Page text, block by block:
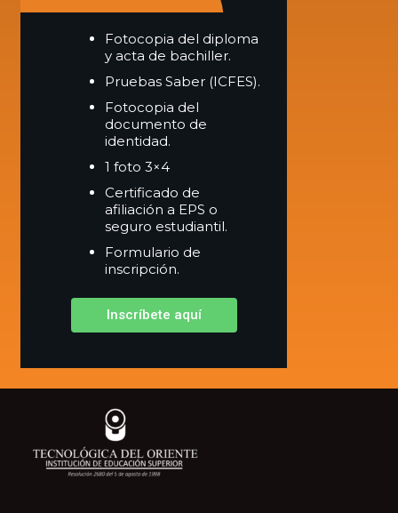
Fotocopia del diploma
y acta de bachiller.
Pruebas Saber (ICFES).
Fotocopia del
documento de
identidad.
1 foto 3×4
Certificado de
afiliación a EPS o
seguro estudiantil.
Formulario de
inscripción.
Inscríbete aquí